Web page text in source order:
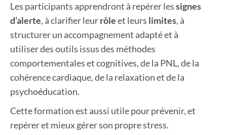
Les participants apprendront à repérer lessignes
d’alerte, à clarifier leurrôleet leurs limites, à
structurer un accompagnement adapté et à
utiliser des outils issus des méthodes
comportementales et cognitives, de la PNL, de la
cohérence cardiaque, de la relaxation et de la
psychoéducation.
Cette formation est aussi utile pour prévenir, et
repérer et mieux gérer son propre stress.